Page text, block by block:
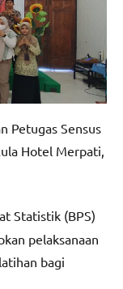
Petugas Sensus
Hotel Merpati,
Statistik (BPS)
pelaksanaan
bagi